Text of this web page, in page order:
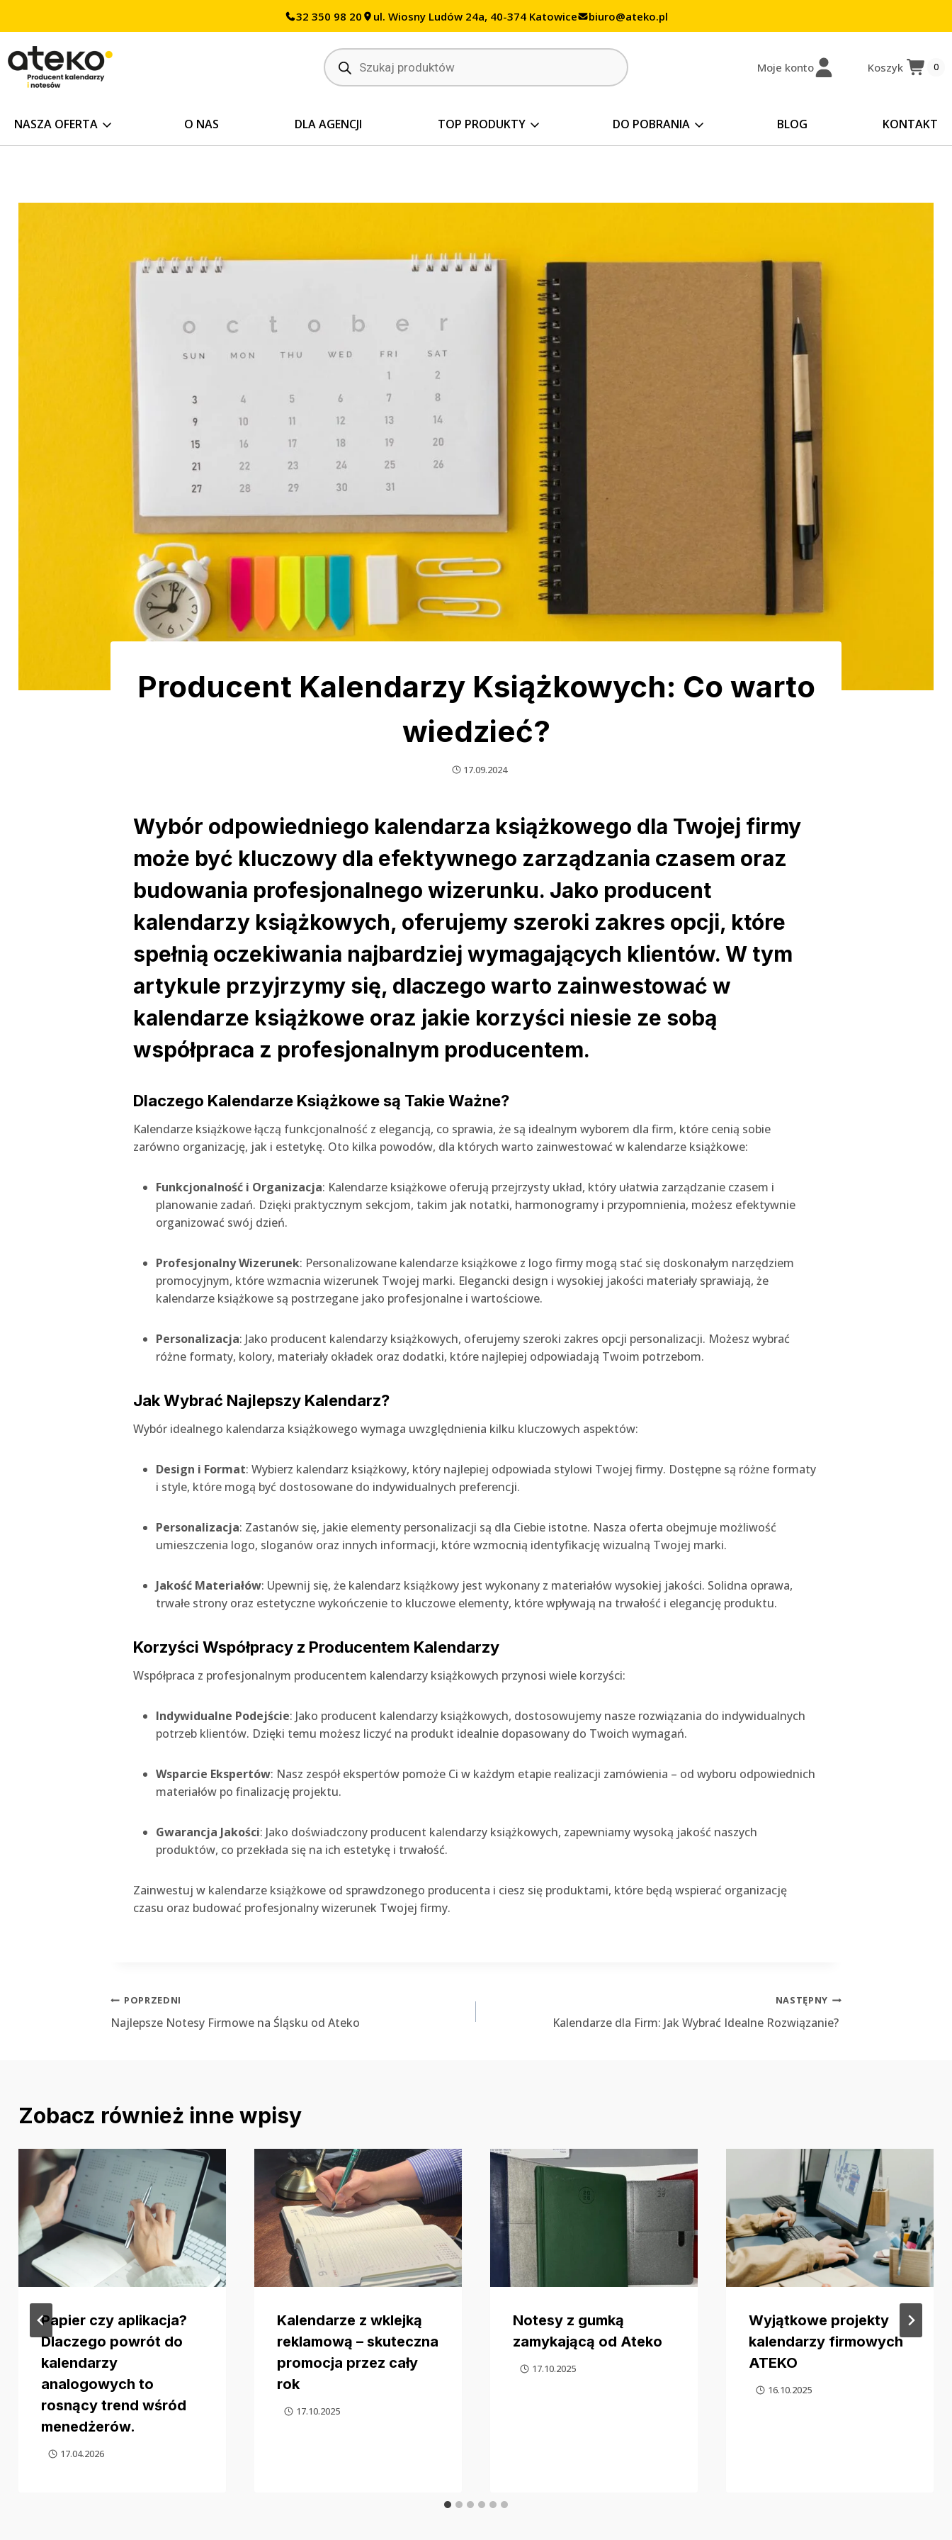
32 350 98 20 ul. Wiosny Ludów 24a, 40-374 Katowice biuro@ateko.pl
Wyszukiwarka
produktów Moje konto Koszyk 0
NASZA OFERTA O NAS DLA AGENCJI TOP PRODUKTY DO POBRANIA BLOG KONTAKT
Producent Kalendarzy Książkowych: Co warto
wiedzieć?
17.09.2024
Wybór odpowiedniego kalendarza książkowego dla Twojej firmy
może być kluczowy dla efektywnego zarządzania czasem oraz
budowania profesjonalnego wizerunku. Jako producent
kalendarzy książkowych, oferujemy szeroki zakres opcji, które
spełnią oczekiwania najbardziej wymagających klientów. W tym
artykule przyjrzymy się, dlaczego warto zainwestować w
kalendarze książkowe oraz jakie korzyści niesie ze sobą
współpraca z profesjonalnym producentem.
Dlaczego Kalendarze Książkowe są Takie Ważne?
Kalendarze książkowe łączą funkcjonalność z elegancją, co sprawia, że są idealnym wyborem dla firm, które cenią sobie
zarówno organizację, jak i estetykę. Oto kilka powodów, dla których warto zainwestować w kalendarze książkowe:
Funkcjonalność i Organizacja: Kalendarze książkowe oferują przejrzysty układ, który ułatwia zarządzanie czasem i
planowanie zadań. Dzięki praktycznym sekcjom, takim jak notatki, harmonogramy i przypomnienia, możesz efektywnie
organizować swój dzień.
Profesjonalny Wizerunek: Personalizowane kalendarze książkowe z logo firmy mogą stać się doskonałym narzędziem
promocyjnym, które wzmacnia wizerunek Twojej marki. Elegancki design i wysokiej jakości materiały sprawiają, że
kalendarze książkowe są postrzegane jako profesjonalne i wartościowe.
Personalizacja: Jako producent kalendarzy książkowych, oferujemy szeroki zakres opcji personalizacji. Możesz wybrać
różne formaty, kolory, materiały okładek oraz dodatki, które najlepiej odpowiadają Twoim potrzebom.
Jak Wybrać Najlepszy Kalendarz?
Wybór idealnego kalendarza książkowego wymaga uwzględnienia kilku kluczowych aspektów:
Design i Format: Wybierz kalendarz książkowy, który najlepiej odpowiada stylowi Twojej firmy. Dostępne są różne formaty
i style, które mogą być dostosowane do indywidualnych preferencji.
Personalizacja: Zastanów się, jakie elementy personalizacji są dla Ciebie istotne. Nasza oferta obejmuje możliwość
umieszczenia logo, sloganów oraz innych informacji, które wzmocnią identyfikację wizualną Twojej marki.
Jakość Materiałów: Upewnij się, że kalendarz książkowy jest wykonany z materiałów wysokiej jakości. Solidna oprawa,
trwałe strony oraz estetyczne wykończenie to kluczowe elementy, które wpływają na trwałość i elegancję produktu.
Korzyści Współpracy z Producentem Kalendarzy
Współpraca z profesjonalnym producentem kalendarzy książkowych przynosi wiele korzyści:
Indywidualne Podejście: Jako producent kalendarzy książkowych, dostosowujemy nasze rozwiązania do indywidualnych
potrzeb klientów. Dzięki temu możesz liczyć na produkt idealnie dopasowany do Twoich wymagań.
Wsparcie Ekspertów: Nasz zespół ekspertów pomoże Ci w każdym etapie realizacji zamówienia – od wyboru odpowiednich
materiałów po finalizację projektu.
Gwarancja Jakości: Jako doświadczony producent kalendarzy książkowych, zapewniamy wysoką jakość naszych
produktów, co przekłada się na ich estetykę i trwałość.
Zainwestuj w kalendarze książkowe od sprawdzonego producenta i ciesz się produktami, które będą wspierać organizację
czasu oraz budować profesjonalny wizerunek Twojej firmy.
Nawigacja
wpisu
POPRZEDNI
Najlepsze Notesy Firmowe na Śląsku od Ateko
NASTĘPNY
Kalendarze dla Firm: Jak Wybrać Idealne Rozwiązanie?
Zobacz również inne wpisy
Papier czy aplikacja?
Dlaczego powrót do
kalendarzy
analogowych to
rosnący trend wśród
menedżerów.
17.04.2026
Kalendarze z wklejką
reklamową – skuteczna
promocja przez cały
rok
17.10.2025
Notesy z gumką
zamykającą od Ateko
17.10.2025
Wyjątkowe projekty
kalendarzy firmowych
ATEKO
16.10.2025